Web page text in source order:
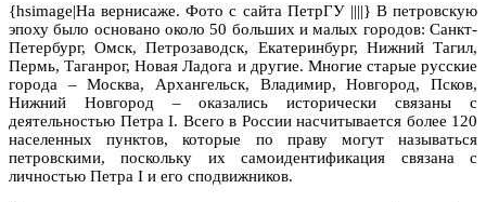
{hsimage|На вернисаже. Фото с сайта ПетрГУ ||||} В петровскую
эпоху было основано около 50 больших и малых городов: Санкт-
Петербург, Омск, Петрозаводск, Екатеринбург, Нижний Тагил,
Пермь, Таганрог, Новая Ладога и другие. Многие старые русские
города – Москва, Архангельск, Владимир, Новгород, Псков,
Нижний Новгород – оказались исторически связаны с
деятельностью Петра I. Всего в России насчитывается более 120
населенных пунктов, которые по праву могут называться
петровскими, поскольку их самоидентификация связана с
личностью Петра I и его сподвижников.